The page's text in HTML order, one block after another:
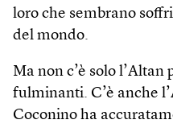
loro che sembrano
del mondo.
Ma non c’è solo
fulminanti. C’è anche
Coconino ha